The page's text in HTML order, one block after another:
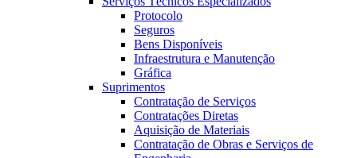
Protocolo
Seguros
Bens Disponíveis
Infraestrutura e Manutenção
Gráfica
Suprimentos
Contratação de Serviços
Contratações Diretas
Aquisição de Materiais
Contratação de Obras e Serviços de